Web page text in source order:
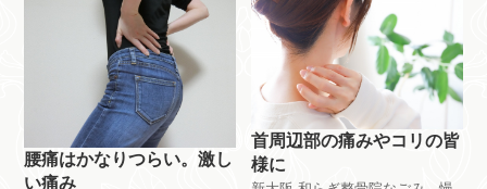
椎間板ヘルニア、脊柱管狭窄、
繊維筋痛症、坐骨神経痛。どこ
の病院や施術院に行ってもどん
な施術をしても治らなかった
方。体の半分か筋肉です。こち
らに来てください。新大阪駅近
く、大阪市東淀川区東中島。又
は、富田林市 和らぎ整骨院で
「緩消法」登録施術者｜腰痛、
椎間板ヘルニア、脊柱管狭窄、
繊維筋痛症、坐骨神経痛。どこ
の病院や施術院に行ってもどん
な施術をしても治らなかった
方。体の半分か筋肉です。こち
らに来てください。新大阪駅近
く、大阪市東淀川区東中島。又
腰痛はかなりつらい。激し
い痛み
首周辺部の痛みやコリの皆
様に